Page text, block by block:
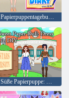
Papierpuppentagebuch: DIY anziehen
Süße Papierpuppe: Dress DIY